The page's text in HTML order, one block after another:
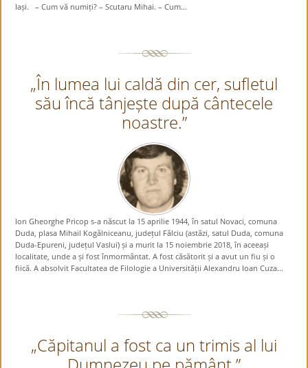
Iași. – Cum vă numiți? – Scutaru Mihai. – Cum...
„În lumea lui caldă din cer, sufletul
său încă tânjește după cântecele
noastre.”
Ion Gheorghe Pricop s-a născut la 15 aprilie 1944, în satul Novaci, comuna
Duda, plasa Mihail Kogălniceanu, județul Fălciu (astăzi, satul Duda, comuna
Duda-Epureni, județul Vaslui) și a murit la 15 noiembrie 2018, în aceeași
localitate, unde a și fost înmormântat. A fost căsătorit și a avut un fiu și o
fiică. A absolvit Facultatea de Filologie a Universității Alexandru Ioan Cuza...
„Căpitanul a fost ca un trimis al lui